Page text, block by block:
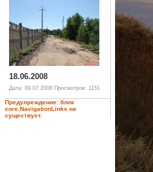
18.06.2008
Дата: 09.07.2008 Просмотров: 1151
Предупреждение: блок
core.NavigationLinks не
существует.